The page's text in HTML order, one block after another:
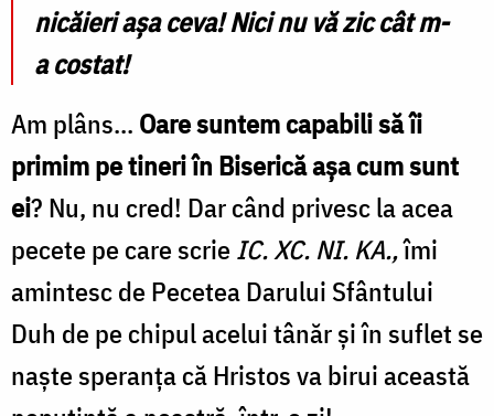
nicăieri așa ceva! Nici nu vă zic cât m-
a costat!
Am plâns... Oare suntem capabili să îi
primim pe tineri în Biserică așa cum sunt
ei? Nu, nu cred! Dar când privesc la acea
pecete pe care scrieIC. XC. NI. KA.,îmi
amintesc de Pecetea Darului Sfântului
Duh de pe chipul acelui tânăr și în suflet se
naște speranța că Hristos va birui această